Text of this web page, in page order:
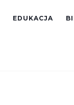
EDUKACJA